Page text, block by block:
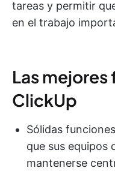
tareas y permitir
en el trabajo
Las
ClickUp
Sólidas
que sus equipos
mantenerse